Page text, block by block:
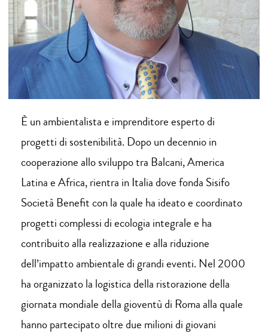
È un ambientalista e imprenditore esperto di
progetti di sostenibilità. Dopo un decennio in
cooperazione allo sviluppo tra Balcani, America
Latina e Africa, rientra in Italia dove fonda Sisifo
Società Benefit con la quale ha ideato e coordinato
progetti complessi di ecologia integrale e ha
contribuito alla realizzazione e alla riduzione
dell’impatto ambientale di grandi eventi. Nel 2000
ha organizzato la logistica della ristorazione della
giornata mondiale della gioventù di Roma alla quale
hanno partecipato oltre due milioni di giovani